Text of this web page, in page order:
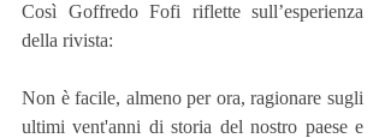
Così Goffredo Fofi riflette sull’esperienza
della rivista:
Non è facile, almeno per ora, ragionare sugli
ultimi vent'anni di storia del nostro paese e